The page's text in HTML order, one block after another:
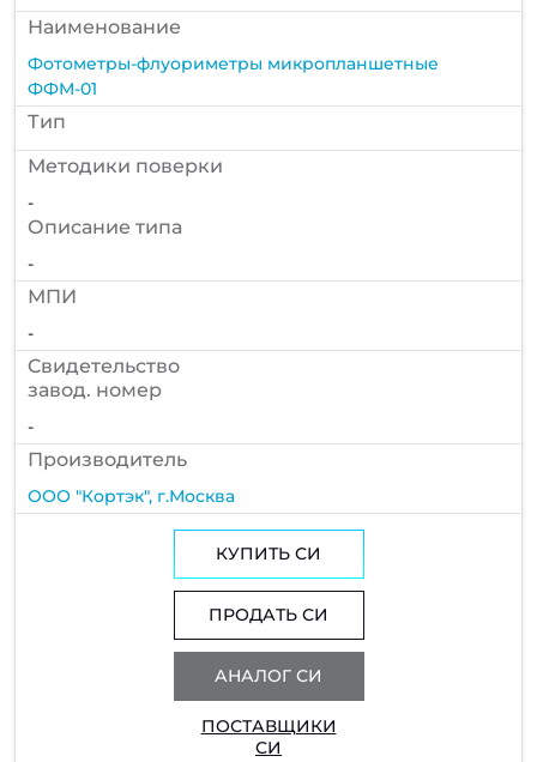
Наименование
Фотометры-флуориметры микропланшетные
ФФМ-01
Тип
Методики поверки
-
Описание типа
-
МПИ
-
Cвидетельство
завод. номер
-
Производитель
ООО "Кортэк", г.Москва
КУПИТЬ СИ
ПРОДАТЬ СИ
АНАЛОГ СИ
ПОСТАВЩИКИ
СИ